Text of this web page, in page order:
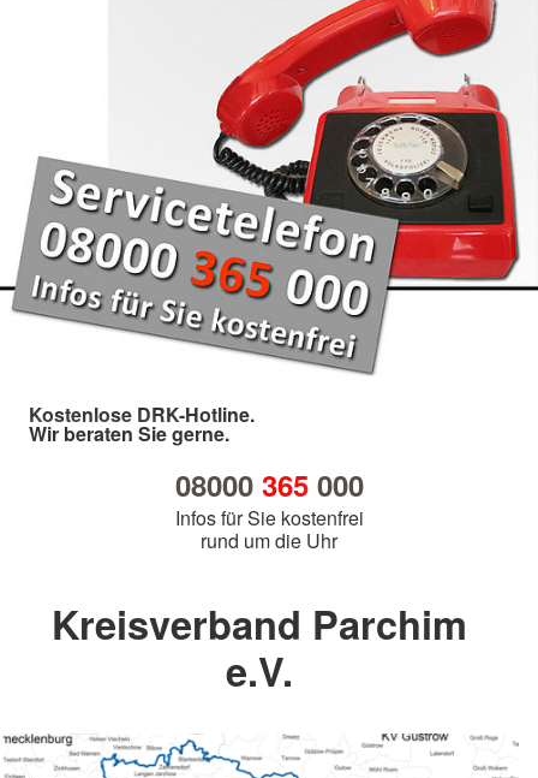
Kostenlose DRK-Hotline.
Wir beraten Sie gerne.
08000 365000
Infos für Sie kostenfrei
rund um die Uhr
Kreisverband Parchim
e.V.